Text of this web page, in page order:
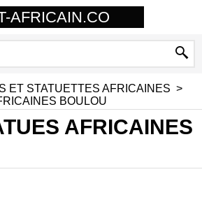
AFRICAIN.CO
ET STATUETTES AFRICAINES >
BOULOU
AFRICAINES